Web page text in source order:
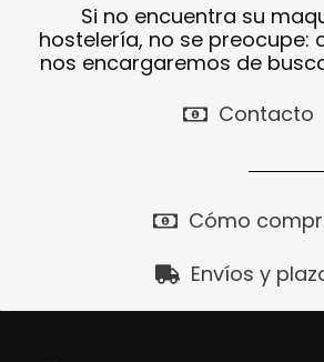
Si no encuentra su
hostelería, no se preocupe:
nos encargaremos de
Contacto
Cómo
Envíos y